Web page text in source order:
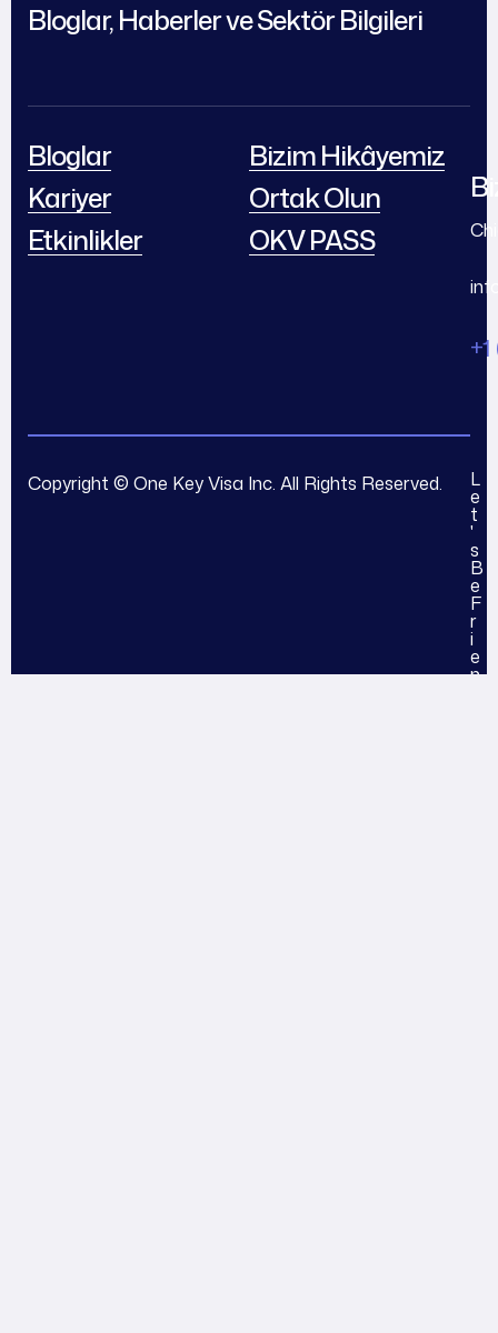
Bloglar, Haberler ve Sektör Bilgileri
Bloglar
Kariyer
Etkinlikler
Bizim Hikâyemiz
Ortak Olun
OKV PASS
Copyright © One Key Visa Inc. All Rights Reserved. L
e
t
'
s
B
e
F
r
i
e
n